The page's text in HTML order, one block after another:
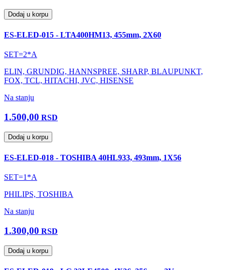
Dodaj u korpu
ES-ELED-015 - LTA400HM13, 455mm, 2X60
SET=2*A
ELIN, GRUNDIG, HANNSPREE, SHARP, BLAUPUNKT,
FOX, TCL, HITACHI, JVC, HISENSE
Na stanju
1.500,00 RSD
Dodaj u korpu
ES-ELED-018 - TOSHIBA 40HL933, 493mm, 1X56
SET=1*A
PHILIPS, TOSHIBA
Na stanju
1.300,00 RSD
Dodaj u korpu